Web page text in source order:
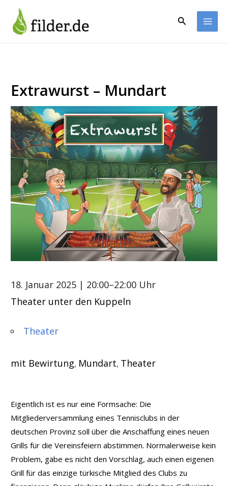
Inhalt
springen
Suchen
Extrawurst – Mundart
18. Januar 2025 | 20:00–22:00 Uhr
Theater unter den Kuppeln
Theater
mit Bewirtung, Mundart, Theater
Eigentlich ist es nur eine Formsache: Die
Mitgliederversammlung eines Tennisclubs in der
deutschen Provinz soll über die Anschaffung eines neuen
Grills für die Vereinsfeiern abstimmen. Normalerweise kein
Problem, gäbe es nicht den Vorschlag, auch einen eigenen
Grill für das einzige türkische Mitglied des Clubs zu